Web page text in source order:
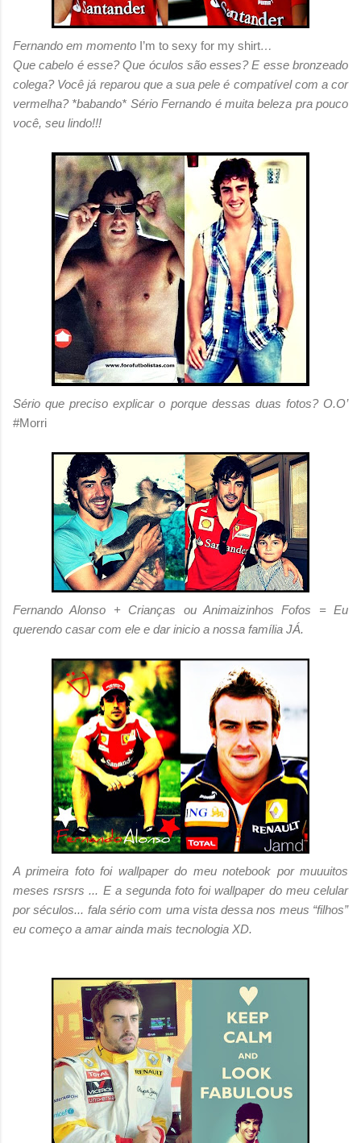
Fernando em momento I’m to sexy for my shirt…
Que cabelo é esse? Que óculos são esses? E esse bronzeado
colega? Você já reparou que a sua pele é compatível com a cor
vermelha? *babando* Sério Fernando é muita beleza pra pouco
você, seu lindo!!!
Sério que preciso explicar o porque dessas duas fotos? O.O’
#Morri
Fernando Alonso + Crianças ou Animaizinhos Fofos = Eu
querendo casar com ele e dar inicio a nossa família JÁ.
A primeira foto foi wallpaper do meu notebook por muuuitos
meses rsrsrs ... E a segunda foto foi wallpaper do meu celular
por séculos... fala sério com uma vista dessa nos meus “filhos”
eu começo a amar ainda mais tecnologia XD.